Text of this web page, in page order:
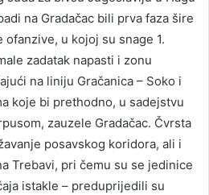
na Gradačac bili prva faza šire
u kojoj su snage 1.
zadatak napasti i zonu
na liniju Gračanica – Soko i
koje bi prethodno, u sadejstvu
zauzele Gradačac. Čvrsta
posavskog koridora, ali i
Trebavi, pri čemu su se jedinice
istakle – preduprijedili su